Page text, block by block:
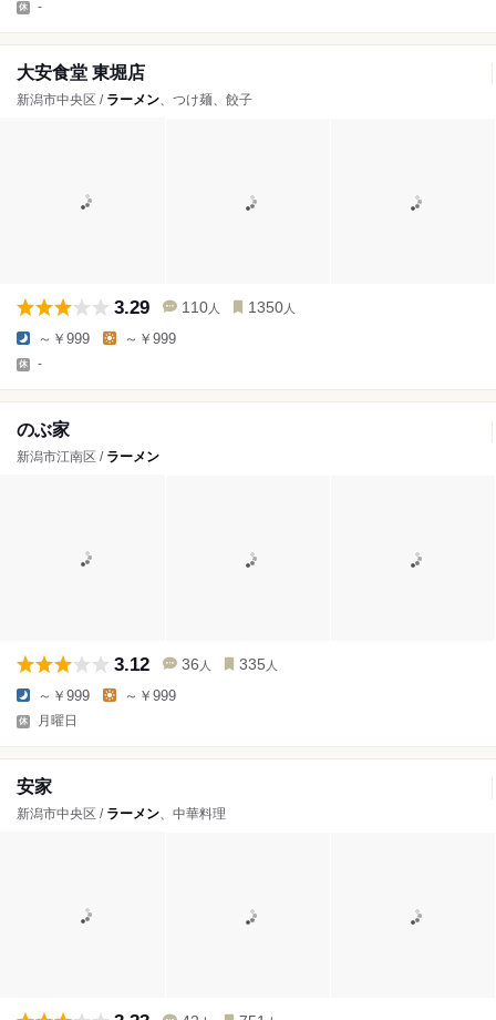
-
大安食堂 東堀店
新潟市中央区 / ラーメン、つけ麺、餃子
3.29 110 人 1350 人
～￥999 ～￥999
-
のぶ家
新潟市江南区 / ラーメン
3.12 36 人 335 人
～￥999 ～￥999
月曜日
安家
新潟市中央区 / ラーメン、中華料理